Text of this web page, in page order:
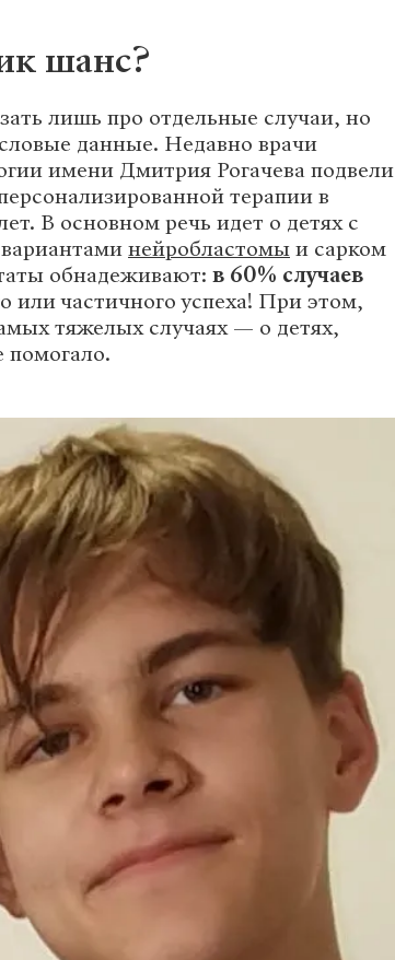
шанс?
лишь про отдельные случаи, но
данные. Недавно врачи
имени Дмитрия Рогачева подвели
терапии в
В основном речь идет о детях с
нейробластомыи сарком
обнадеживают: в 60% случаев
или частичного успеха! При этом,
тяжелых случаях — о детях,
помогало.